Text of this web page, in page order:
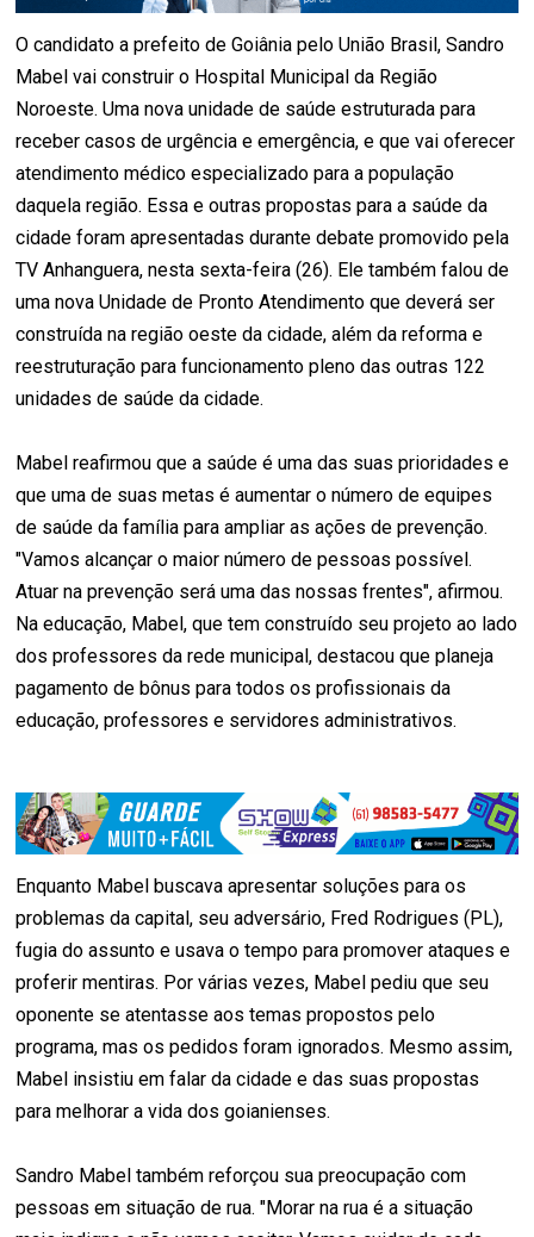
O candidato a prefeito de Goiânia pelo União Brasil, Sandro
Mabel vai construir o Hospital Municipal da Região
Noroeste. Uma nova unidade de saúde estruturada para
receber casos de urgência e emergência, e que vai oferecer
atendimento médico especializado para a população
daquela região. Essa e outras propostas para a saúde da
cidade foram apresentadas durante debate promovido pela
TV Anhanguera, nesta sexta-feira (26). Ele também falou de
uma nova Unidade de Pronto Atendimento que deverá ser
construída na região oeste da cidade, além da reforma e
reestruturação para funcionamento pleno das outras 122
unidades de saúde da cidade.
Mabel reafirmou que a saúde é uma das suas prioridades e
que uma de suas metas é aumentar o número de equipes
de saúde da família para ampliar as ações de prevenção.
"Vamos alcançar o maior número de pessoas possível.
Atuar na prevenção será uma das nossas frentes", afirmou.
Na educação, Mabel, que tem construído seu projeto ao lado
dos professores da rede municipal, destacou que planeja
pagamento de bônus para todos os profissionais da
educação, professores e servidores administrativos.
Enquanto Mabel buscava apresentar soluções para os
problemas da capital, seu adversário, Fred Rodrigues (PL),
fugia do assunto e usava o tempo para promover ataques e
proferir mentiras. Por várias vezes, Mabel pediu que seu
oponente se atentasse aos temas propostos pelo
programa, mas os pedidos foram ignorados. Mesmo assim,
Mabel insistiu em falar da cidade e das suas propostas
para melhorar a vida dos goianienses.
Sandro Mabel também reforçou sua preocupação com
pessoas em situação de rua. "Morar na rua é a situação